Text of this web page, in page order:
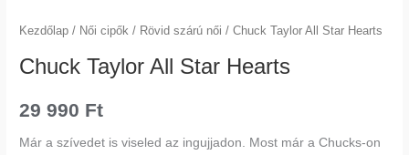
Kezdőlap / Női cipők / Rövid szárú női / Chuck Taylor All Star Hearts
Chuck Taylor All Star Hearts
29 990 Ft
Már a szívedet is viseled az ingujjadon. Most már a Chucks-on